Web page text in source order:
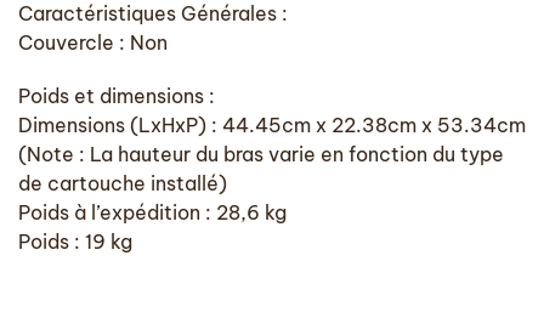
Caractéristiques Générales :
Couvercle : Non
Poids et dimensions :
Dimensions (LxHxP) : 44.45cm x 22.38cm x 53.34cm
(Note : La hauteur du bras varie en fonction du type
de cartouche installé)
Poids à l’expédition : 28,6 kg
Poids : 19 kg